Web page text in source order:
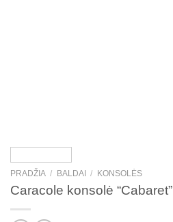
PRADŽIA / BALDAI / KONSOLĖS
Caracole konsolė “Cabaret”